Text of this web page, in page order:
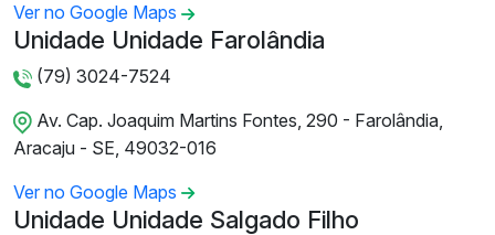
Ver no Google Maps
Unidade Unidade Farolândia
(79) 3024-7524
Av. Cap. Joaquim Martins Fontes, 290 - Farolândia,
Aracaju - SE, 49032-016
Ver no Google Maps
Unidade Unidade Salgado Filho